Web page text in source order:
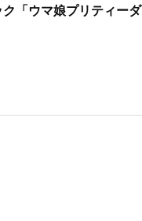
「ウマ娘プリティーダ